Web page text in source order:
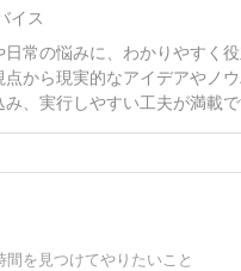
イス
常の悩みに、わかりやすく
から現実的なアイデアやノ
、実行しやすい工夫が満載で
を見つけてやりたいこと